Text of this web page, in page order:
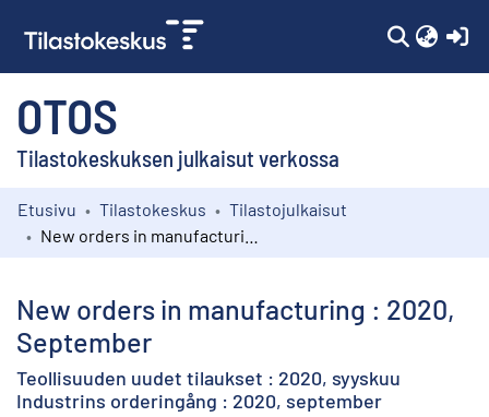
OTOS
Tilastokeskuksen julkaisut verkossa
Kokoelmat
Etusivu Tilastokeskus
Tilastojulkaisut
New orders in manufacturing : 2020,
September
Teollisuuden uudet tilaukset : 2020, syyskuu
Industrins orderingång : 2020, september